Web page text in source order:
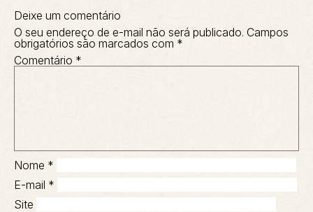
Deixe um comentário
O seu endereço de e-mail não será publicado. Campos
obrigatórios são marcados com *
Comentário *
Nome *
E-mail *
Site